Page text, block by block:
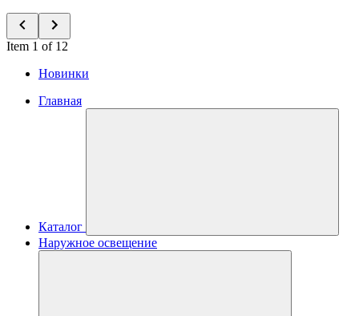
Item 1 of 12
Новинки
Главная
Каталог
Наружное освещение